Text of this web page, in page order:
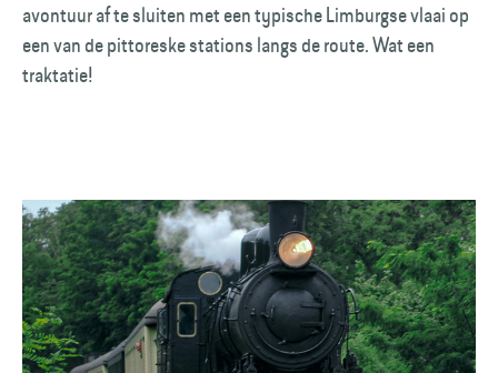
avontuur af te sluiten met een typische Limburgse vlaai op
een van de pittoreske stations langs de route. Wat een
traktatie!